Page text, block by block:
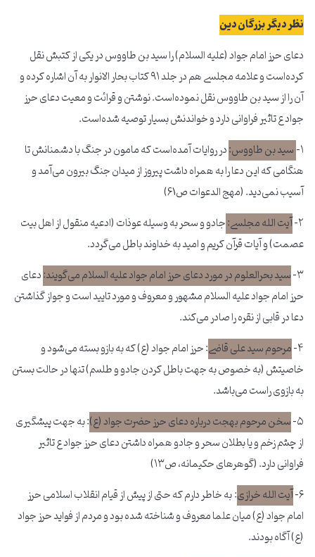
نظر دیگر بزرگان دین
دعای حرز امام جواد (علیه السلام) را سید بن طاووس در یکی از کتبش نقل
کرده‌است و علامه مجلسی هم در جلد ۹۱ کتاب بحار الانوار به آن اشاره کرده و
آن را از سید بن طاووس نقل نموده‌است. نوشتن و قرائت و معیت دعای حرز
جواد ع تاثیر فراوانی دارد و خواندنش بسیار توصیه شده‌است.
۱- سید بن طاووس:در روایات آمده‌است که مامون در جنگ با دشمنانش تا
هنگامی که این دعا را به همراه داشت پیروز از میدان جنگ بیرون می‌آمد و
آسیب نمی‌دید. (مهج الدعوات ص61)
۲- آیت الله مجلسی:جادو و سحر به وسیله عوذات (ادعیه منقول از اهل بیت
عصمت) و آیات قرآن کریم و امید به خداوند باطل می‌گردد.
۳- سید بحرالعلوم در مورد دعای حرز امام جواد علیه السلام می‌گویند:دعای
حرز امام جواد علیه السلام مشهور و معروف و مورد تایید است و جواز گذاشتن
دعا در قابی از نقره را صادر می‌کند.
۴- مرحوم سید علی قاضی: حرز امام جواد (ع) که به بازو بسته می‌شود و
خاصیتش (به خصوص به جهت باطل کردن جادو و طلسم) تنها در حالت بستن
به بازوی راست می‌باشد.
۵- سخن مرحوم بهجت درباره دعای حرز حضرت جواد (ع): به جهت پیشگیری
از چشم زخم و یا بطلان سحر و جادو همراه داشتن دعای حرز جواد ع تاثیر
فراوانی دارد. (گوهرهای حکیمانه، ص۱۳)
۶- آیت الله خرازی: به خاطر دارم که حتی از پیش از قیام انقلاب اسلامی حرز
امام جواد (ع) میان علما معروف و شناخته شده بود و مردم از فواید حرز جواد
(ع) آگاه بودند.